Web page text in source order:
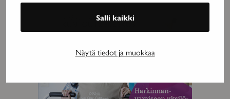
Salli kaikki
Näytä tiedot ja muokkaa